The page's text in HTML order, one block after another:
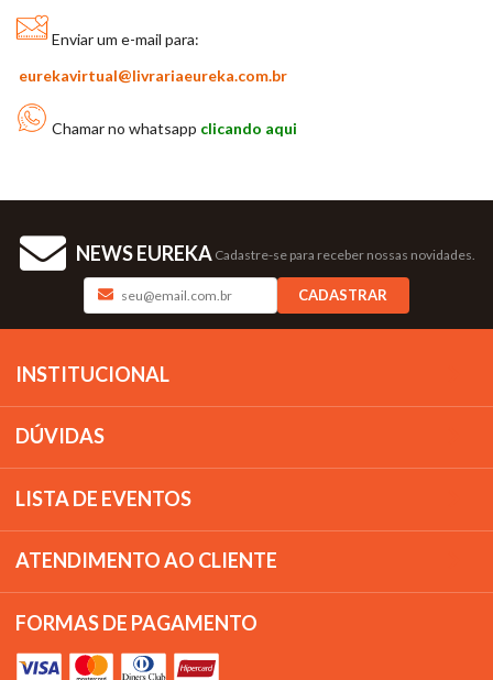
Enviar um e-mail para:
eurekavirtual@livrariaeureka.com.br
Chamar no whatsapp clicando aqui
NEWS EUREKA Cadastre-se para receber nossas novidades.
CADASTRAR
INSTITUCIONAL
DÚVIDAS
LISTA DE EVENTOS
ATENDIMENTO AO CLIENTE
FORMAS DE PAGAMENTO